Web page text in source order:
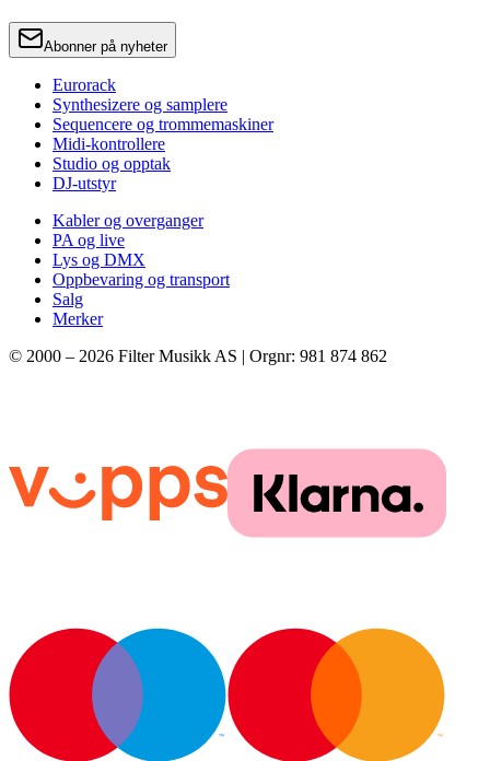
Abonner på nyheter
Eurorack
Synthesizere og samplere
Sequencere og trommemaskiner
Midi-kontrollere
Studio og opptak
DJ-utstyr
Kabler og overganger
PA og live
Lys og DMX
Oppbevaring og transport
Salg
Merker
© 2000 – 2026 Filter Musikk AS | Orgnr: 981 874 862